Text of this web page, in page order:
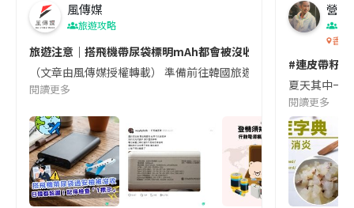
風傳媒
旅遊攻略
旅遊注意｜搭飛機帶尿袋標明mAh都會被沒收😱出發前切記檢查
（文章由風傳媒授權轉載） 準備前往韓國旅遊的民眾，近期要
閱讀更多
營養
香港
#連皮帶籽
夏天其中一
閱讀更多